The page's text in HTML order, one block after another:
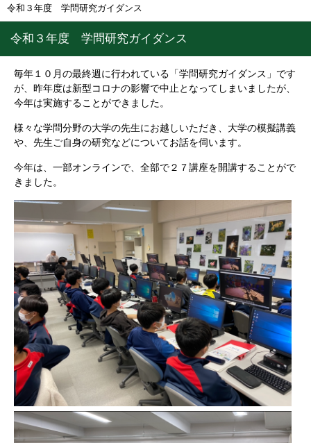
令和３年度 学問研究ガイダンス
令和３年度 学問研究ガイダンス
毎年１０月の最終週に行われている「学問研究ガイダンス」です
が、昨年度は新型コロナの影響で中止となってしまいましたが、
今年は実施することができました。
様々な学問分野の大学の先生にお越しいただき、大学の模擬講義
や、先生ご自身の研究などについてお話を伺います。
今年は、一部オンラインで、全部で２７講座を開講することがで
きました。